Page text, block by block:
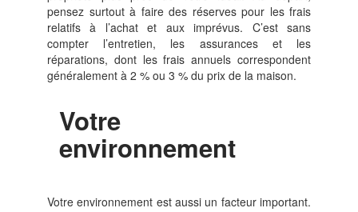
pensez surtout à faire des réserves pour les frais
relatifs à l’achat et aux imprévus. C’est sans
compter l’entretien, les assurances et les
réparations, dont les frais annuels correspondent
généralement à 2 % ou 3 % du prix de la maison.
Votre
environnement
Votre environnement est aussi un facteur important.